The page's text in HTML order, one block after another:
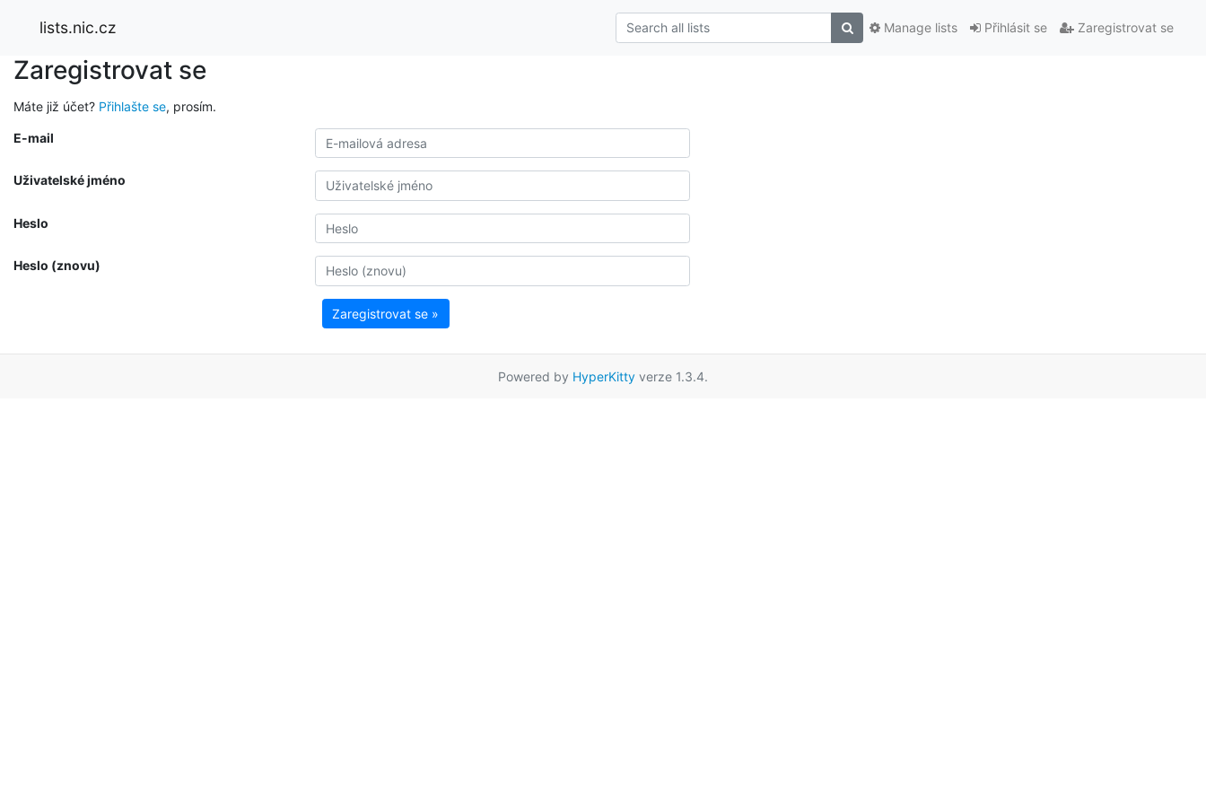
lists.nic.cz Přihlásit se Zaregistrovat se
Manage lists
Zaregistrovat se
Máte již účet? Přihlašte se, prosím.
E-mail
Uživatelské jméno
Heslo
Heslo (znovu)
Zaregistrovat se »
Powered by HyperKitty verze 1.3.4.